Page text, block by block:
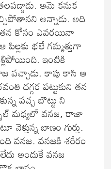
ఆమె కనుక
అన్నాడు. అది
తన కోసం ఎవరయినా
భలే గమ్మత్తుగా
ఇంటికి
వచ్చాడు. కాపు కాసి ఆ
దగ్గర పట్టుకుని తన
పచ్చ బొట్టు ని
మధ్యలో వనజ, రాజా
బాణం గుర్తు.
వనజ. వనజకి శరీరం
అందుకే వనజ